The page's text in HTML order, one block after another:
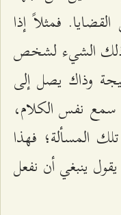
فمثلاً إذا
الشيء لشخص
وذاك يصل إلى
نفس الكلام،
المسألة؛ فهذا
ينبغي أن نفعل